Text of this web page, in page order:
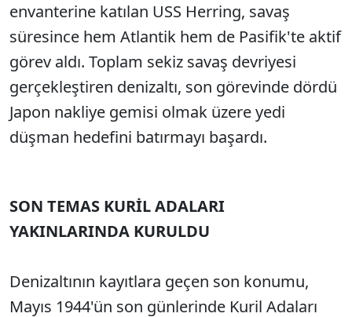
envanterine katılan USS Herring, savaş
süresince hem Atlantik hem de Pasifik'te aktif
görev aldı. Toplam sekiz savaş devriyesi
gerçekleştiren denizaltı, son görevinde dördü
Japon nakliye gemisi olmak üzere yedi
düşman hedefini batırmayı başardı.
SON TEMAS KURİL ADALARI
YAKINLARINDA KURULDU
Denizaltının kayıtlara geçen son konumu,
Mayıs 1944'ün son günlerinde Kuril Adaları